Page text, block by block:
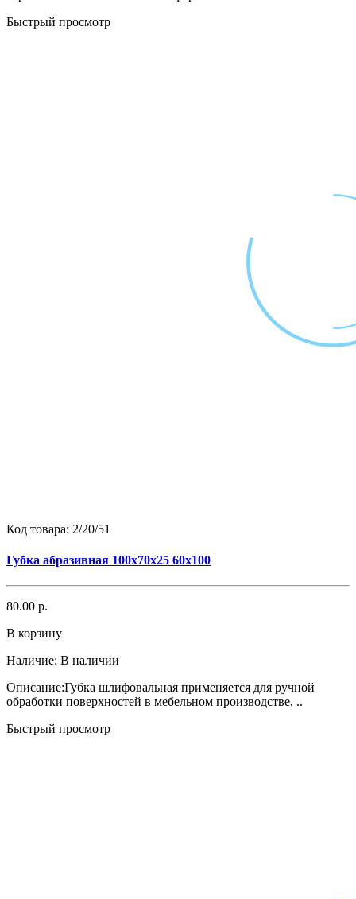
Быстрый просмотр
Код товара: 2/20/51
Губка абразивная 100х70х25 60х100
80.00 р.
В корзину
Наличие: В наличии
Описание:Губка шлифовальная применяется для ручной
обработки поверхностей в мебельном производстве, ..
Быстрый просмотр